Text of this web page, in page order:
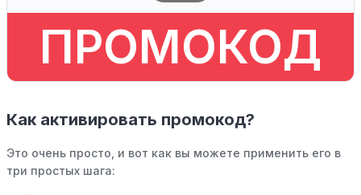
ПРОМОКОД
Как активировать промокод?
Это очень просто, и вот как вы можете применить его в
три простых шага: